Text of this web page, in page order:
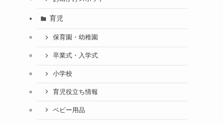
育児
保育園・幼稚園
卒業式・入学式
小学校
育児役立ち情報
ベビー用品